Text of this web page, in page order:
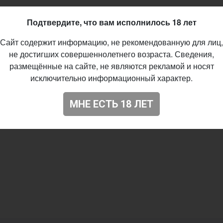
Подтвердите, что вам исполнилось 18 лет
Сайт содержит информацию, не рекомендованную для лиц,
не достигших совершеннолетнего возраста. Сведения,
размещённые на сайте, не являются рекламой и носят
исключительно информационный характер.
МНЕ ЕСТЬ 18 ЛЕТ